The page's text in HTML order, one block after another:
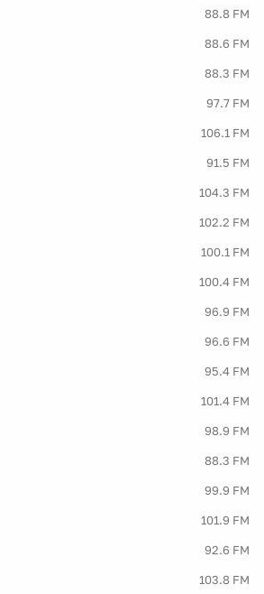
88.8 FM
88.6 FM
88.3 FM
97.7 FM
106.1 FM
91.5 FM
104.3 FM
102.2 FM
100.1 FM
100.4 FM
96.9 FM
96.6 FM
95.4 FM
101.4 FM
98.9 FM
88.3 FM
99.9 FM
101.9 FM
92.6 FM
103.8 FM